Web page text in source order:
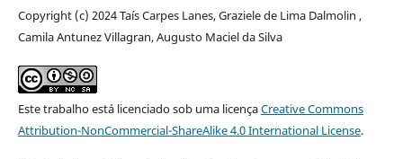
Copyright (c) 2024 Taís Carpes Lanes, Graziele de Lima Dalmolin ,
Camila Antunez Villagran, Augusto Maciel da Silva
Este trabalho está licenciado sob uma licençaCreative Commons
Attribution-NonCommercial-ShareAlike 4.0 International License.